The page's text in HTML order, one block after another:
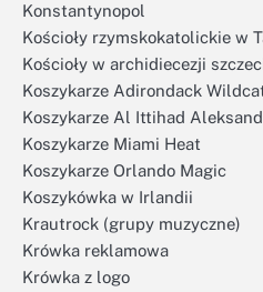
Konstantynopol
Kościoły rzymskokatolickie w
Kościoły w archidiecezji
Koszykarze Adirondack
Koszykarze Al Ittihad
Koszykarze Miami Heat
Koszykarze Orlando Magic
Koszykówka w Irlandii
Krautrock (grupy muzyczne)
Krówka reklamowa
Krówka z logo